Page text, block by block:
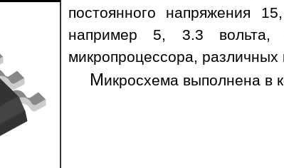
постоянного напряжения
например 5, 3.3 вольта,
микропроцессора, различных
Микросхема выполнена в